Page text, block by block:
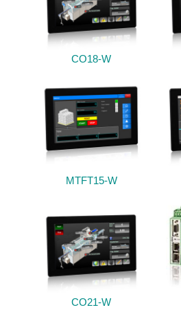
CO18-W
MTFT15-W
CO21-W